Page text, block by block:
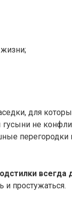
для
гусыни не
и простужаться.